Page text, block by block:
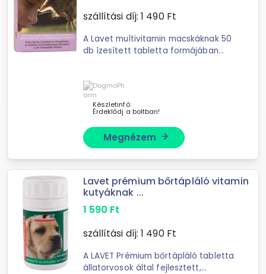
szállítási díj: 1 490Ft
A Lavet multivitamin macskáknak 50
db ízesített tabletta formájában
támogatja a macskák immunrendsz
Készletinfó:
Érdeklődj a boltban!
Megnézem arrow_forward
Lavet prémium bőrtápláló vitamin
kutyáknak ...
1 590 Ft
szállítási díj: 1 490Ft
A LAVET Prémium bőrtápláló tabletta
állatorvosok által fejlesztett,